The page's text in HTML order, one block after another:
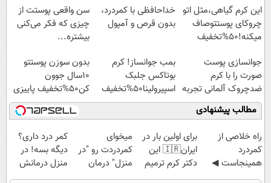
این کرم گیاهی،مثل اتو
چروکای پوستتوصاف
میکنه!50%تخفیف
خداحافظی با کمردرد،
بدون قرص و آمپول
سن واقعی پوستت از
چیزی که فکر می‌کنی
بیشتره...
جوانسازی پوست
صورت را با کرم
ضدچروک آلمانی تجربه
کنید!
بمب جوانساز! کرم
بوتاکس جلبک
اسپیرولینا50%تخفیف
بدون سوزن پوستتو
10سال جوون
کن50%تخفیف پاییزی
مطالب پیشنهادی
‌راه خلاصی از
کمردرد
همینجاست ◀
فقط کافیه فرم
برای اولین بار در
ایران🇮🇷 این
دکتر کرم ترمیم
کننده 23 روزه
میخوای
کمردردت رو "در
منزل" درمان
کنی؟ (◂فیلم +
کمر درد داری؟
دیگه بسه! در
منزل درمانش
کن